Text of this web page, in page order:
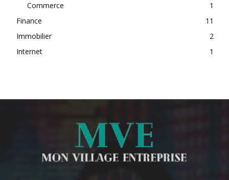
Commerce
1
Finance
11
Immobilier
2
Internet
1